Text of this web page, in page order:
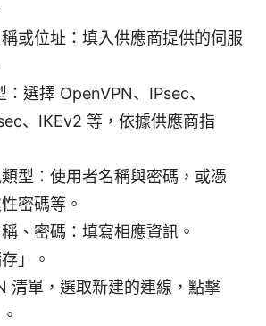
或位址：填入供應商提供的伺服
：選擇 OpenVPN、IPsec、
、IKEv2 等，依據供應商指
型：使用者名稱與密碼，或憑
密碼等。
、密碼：填寫相應資訊。
」。
清單，選取新建的連線，點擊